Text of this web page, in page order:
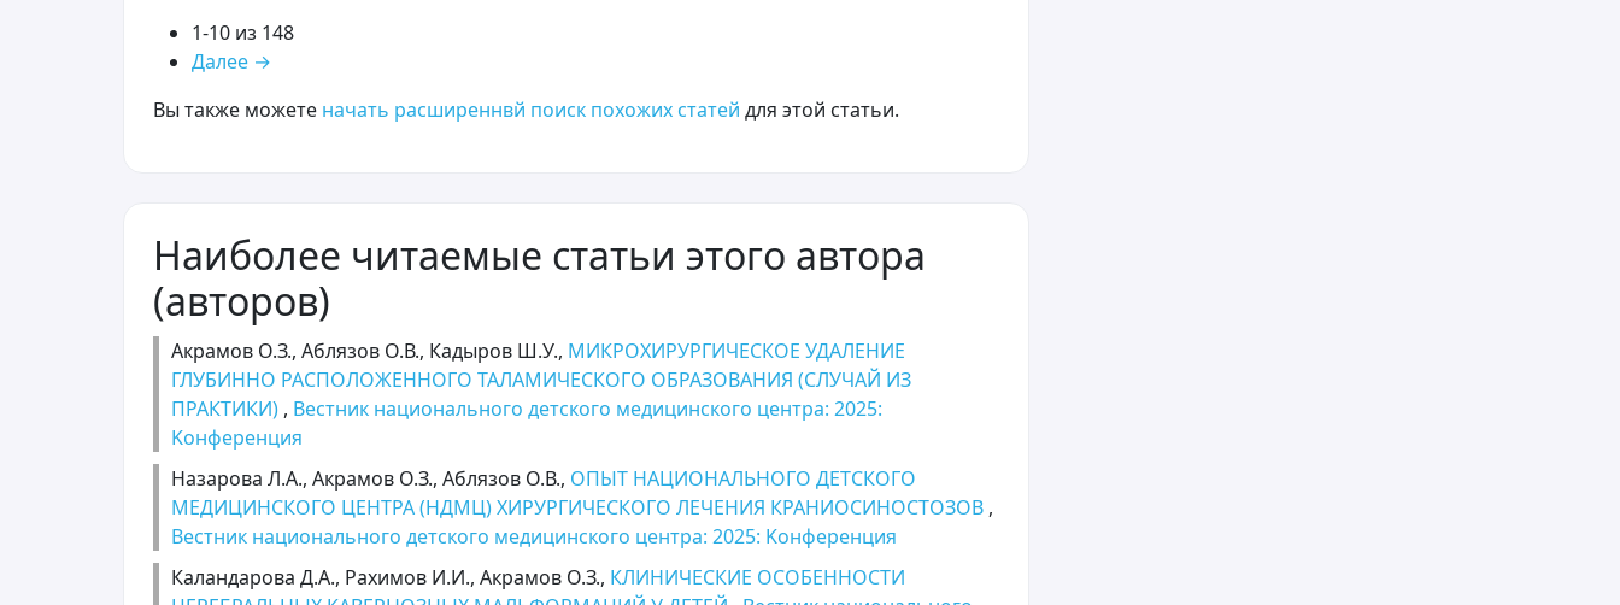
1-10 из 148
Далее →
Вы также можете начать расширеннвй поиск похожих статей для этой статьи.
Наиболее читаемые статьи этого автора
(авторов)
Акрамов О.З., Аблязов О.В., Кадыров Ш.У., МИКРОХИРУРГИЧЕСКОЕ УДАЛЕНИЕ
ГЛУБИННО РАСПОЛОЖЕННОГО ТАЛАМИЧЕСКОГО ОБРАЗОВАНИЯ (СЛУЧАЙ ИЗ
ПРАКТИКИ) , Вестник национального детского медицинского центра: 2025:
Kонференция
Назарова Л.А., Акрамов О.З., Аблязов О.В., ОПЫТ НАЦИОНАЛЬНОГО ДЕТСКОГО
МЕДИЦИНСКОГО ЦЕНТРА (НДМЦ) ХИРУРГИЧЕСКОГО ЛЕЧЕНИЯ КРАНИОСИНОСТОЗОВ ,
Вестник национального детского медицинского центра: 2025: Kонференция
Каландарова Д.А., Рахимов И.И., Акрамов О.З., КЛИНИЧЕСКИЕ ОСОБЕННОСТИ